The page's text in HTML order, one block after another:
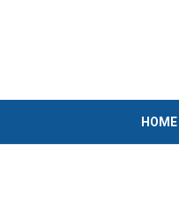
HOME